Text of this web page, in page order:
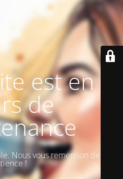
est en
de
Nous vous remercion de votre
!